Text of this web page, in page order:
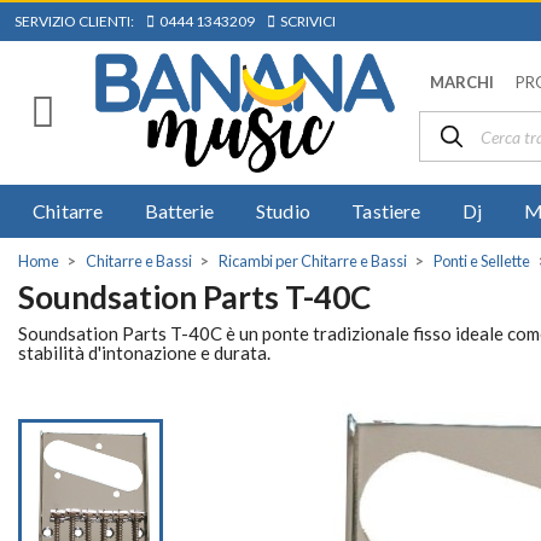
SERVIZIO CLIENTI: 0444 1343209 SCRIVICI
MARCHI
Chitarre Batterie Studio Tastiere Dj
Home Chitarre e Bassi Ricambi per Chitarre e Bassi Ponti e Sellette
Soundsation Parts T-40C
Soundsation Parts T-40C è un ponte tradizionale fisso ideale
stabilità d'intonazione e durata.